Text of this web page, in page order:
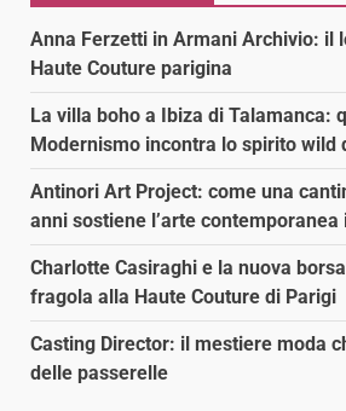
Anna Ferzetti in Armani Archivio: il
Haute Couture parigina
La villa boho a Ibiza di Talamanca:
Modernismo incontra lo spirito wild
Antinori Art Project: come una
anni sostiene l’arte contemporanea
Charlotte Casiraghi e la nuova
fragola alla Haute Couture di Parigi
Casting Director: il mestiere moda
delle passerelle